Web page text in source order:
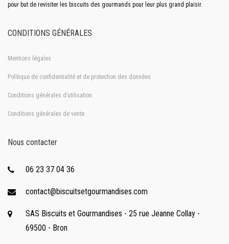
pour but de revisiter les biscuits des gourmands pour leur plus grand plaisir.
CONDITIONS GÉNÉRALES
Mentions légales
Politique de confidentialité et de protection des données
Conditions générales d’utilisation
Conditions générales de vente
Nous contacter
06 23 37 04 36
contact@biscuitsetgourmandises.com
SAS Biscuits et Gourmandises - 25 rue Jeanne Collay -
69500 - Bron